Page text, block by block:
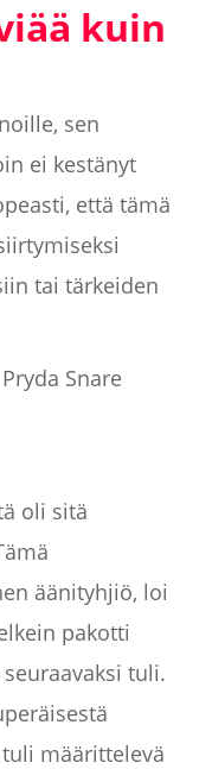
kuin
sen
ei kestänyt
että tämä
tai tärkeiden
Snare
oli sitä
äänityhjiö, loi
pakotti
tuli.
määrittelevä